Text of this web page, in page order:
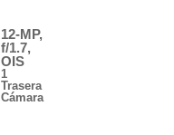
12-MP,
f/1.7,
OIS
1
Trasera
Cámara